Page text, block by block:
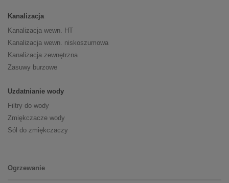
Kanalizacja
Kanalizacja wewn. HT
Kanalizacja wewn. niskoszumowa
Kanalizacja zewnętrzna
Zasuwy burzowe
Uzdatnianie wody
Filtry do wody
Zmiękczacze wody
Sól do zmiękczaczy
Ogrzewanie